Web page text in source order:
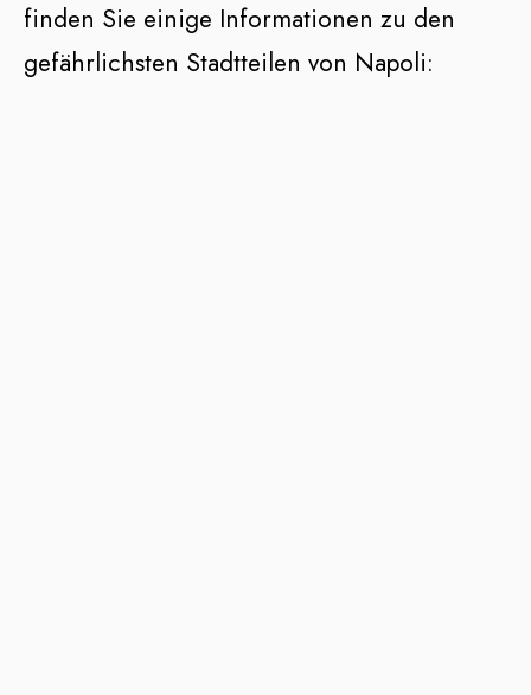
finden Sie einige Informationen zu den
gefährlichsten Stadtteilen von Napoli: